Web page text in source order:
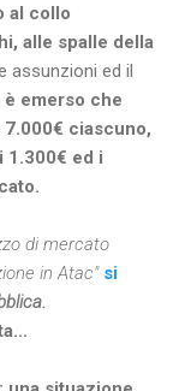
al collo
alle spalle della
assunzioni ed il
è emerso che
ciascuno,
1.300€ ed i
di mercato
in Atac" si